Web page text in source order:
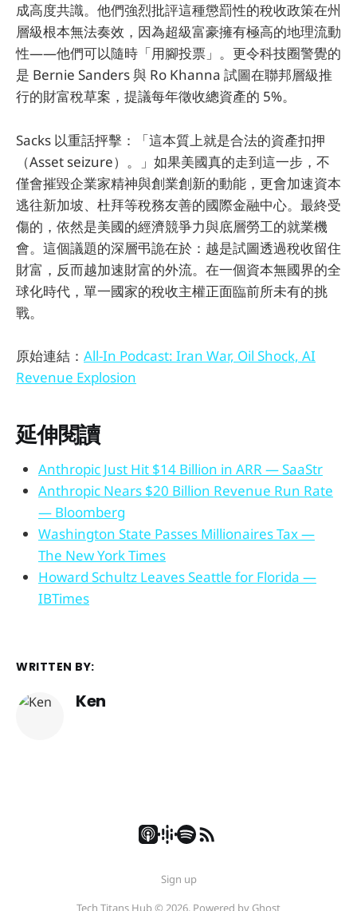
成高度共識。他們強烈批評這種懲罰性的稅收政策在州
層級根本無法奏效，因為超級富豪擁有極高的地理流動
性——他們可以隨時「用腳投票」。更令科技圈警覺的
是 Bernie Sanders 與 Ro Khanna 試圖在聯邦層級推
行的財富稅草案，提議每年徵收總資產的 5%。
Sacks 以重話抨擊：「這本質上就是合法的資產扣押
（Asset seizure）。」如果美國真的走到這一步，不
僅會摧毀企業家精神與創業創新的動能，更會加速資本
逃往新加坡、杜拜等稅務友善的國際金融中心。最終受
傷的，依然是美國的經濟競爭力與底層勞工的就業機
會。這個議題的深層弔詭在於：越是試圖透過稅收留住
財富，反而越加速財富的外流。在一個資本無國界的全
球化時代，單一國家的稅收主權正面臨前所未有的挑
戰。
原始連結： All-In Podcast: Iran War, Oil Shock, AI
Revenue Explosion
延伸閱讀
Anthropic Just Hit $14 Billion in ARR — SaaStr
Anthropic Nears $20 Billion Revenue Run Rate
— Bloomberg
Washington State Passes Millionaires Tax —
The New York Times
Howard Schultz Leaves Seattle for Florida —
IBTimes
WRITTEN BY:
Ken
Sign up
Tech Titans Hub © 2026. Powered by Ghost